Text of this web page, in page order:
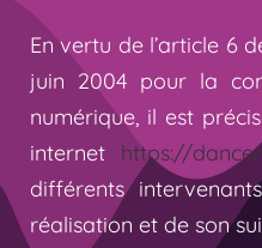
En vertu de l’article 6
juin 2004 pour la
numérique, il est
internet https://
différents
réalisation et de son